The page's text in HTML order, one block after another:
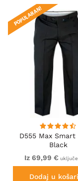
D555 Max
Black
POPULARAN!
Iz 69,99 €
Dodaj u